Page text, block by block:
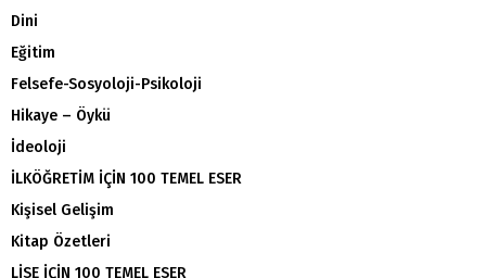
Dini
Eğitim
Felsefe-Sosyoloji-Psikoloji
Hikaye – Öykü
İdeoloji
İLKÖĞRETİM İÇİN 100 TEMEL ESER
Kişisel Gelişim
Kitap Özetleri
LİSE İÇİN 100 TEMEL ESER